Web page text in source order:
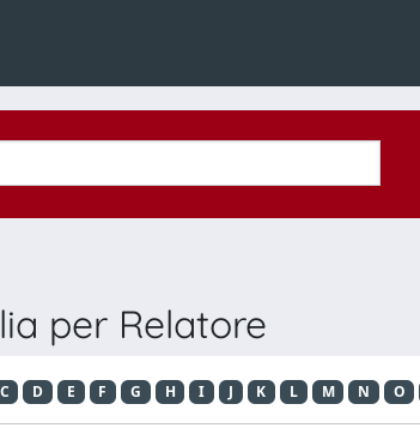
per Relatore
C D E F G H I J K L M N O